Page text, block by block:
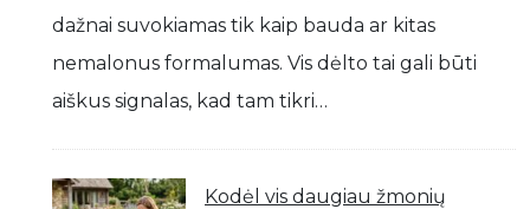
dažnai suvokiamas tik kaip bauda ar kitas
nemalonus formalumas. Vis dėlto tai gali būti
aiškus signalas, kad tam tikri…
Kodėl vis daugiau žmonių